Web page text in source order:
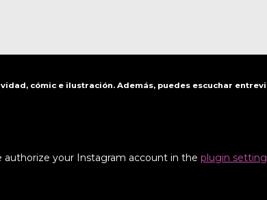
cómic e ilustración. Además, puedes escuchar
your Instagram account in the plugin